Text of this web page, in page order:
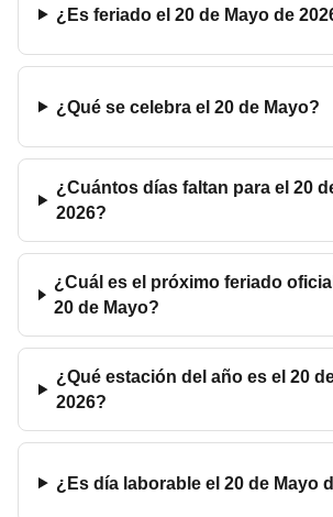
¿Es feriado el 20 de Mayo de
¿Qué se celebra el 20 de Mayo?
¿Cuántos días faltan para el 20
2026?
¿Cuál es el próximo feriado
20 de Mayo?
¿Qué estación del año es el 20
2026?
¿Es día laborable el 20 de Mayo